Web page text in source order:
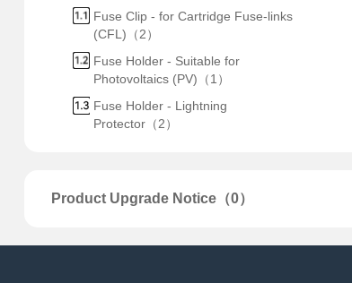
Fuse Clip - for Cartridge Fuse-links
(CFL)（2）
Fuse Holder - Suitable for
Photovoltaics (PV)（1）
Fuse Holder - Lightning
Protector（2）
Product Upgrade Notice（0）